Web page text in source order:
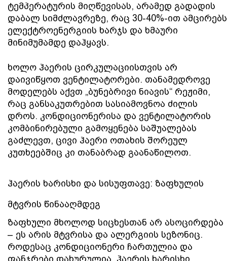
ტემპერატურის მიღწევისას, არამედ გადადის
დაბალ სიმძლავრეზე, რაც 30-40%-ით ამცირებს
ელექტროენერგიის ხარჯს და ხმაური
მინიმუმამდე დაჰყავს.
ხოლო ჰაერის ცირკულაციისთვის არ
დაივიწყოთ ვენტილატორები. თანამედროვე
მოდელებს აქვთ „ბუნებრივი ნიავის“ რეჟიმი,
რაც განსაკუთრებით სასიამოვნოა ძილის
დროს. კონდიციონერისა და ვენტილატორის
კომბინირებული გამოყენება საშუალებას
გაძლევთ, ცივი ჰაერი ოთახის შორეულ
კუთხეებშიც კი თანაბრად გაანაწილოთ.
ჰაერის ხარისხი და სისუფთავე: ზაფხულის
მტვრის წინააღმდეგ
ზაფხული მხოლოდ სიცხესთან არ ასოცირდება
– ეს არის მტვრისა და ალერგიის სეზონიც.
როდესაც კონდიციონერი ჩართულია და
ფანჯრები დახურულია, ჰაერის ხარისხი